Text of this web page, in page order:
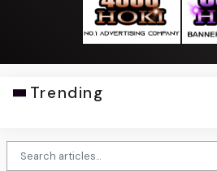
Trending